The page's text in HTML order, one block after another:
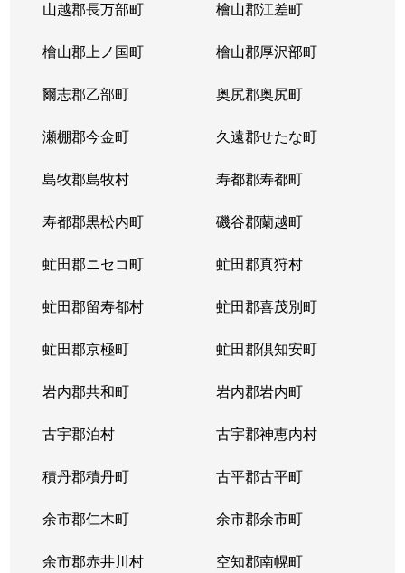
山越郡長万部町 檜山郡江差町
檜山郡上ノ国町 檜山郡厚沢部町
爾志郡乙部町 奥尻郡奥尻町
瀬棚郡今金町 久遠郡せたな町
島牧郡島牧村 寿都郡寿都町
寿都郡黒松内町 磯谷郡蘭越町
虻田郡ニセコ町 虻田郡真狩村
虻田郡留寿都村 虻田郡喜茂別町
虻田郡京極町 虻田郡倶知安町
岩内郡共和町 岩内郡岩内町
古宇郡泊村 古宇郡神恵内村
積丹郡積丹町 古平郡古平町
余市郡仁木町 余市郡余市町
余市郡赤井川村 空知郡南幌町